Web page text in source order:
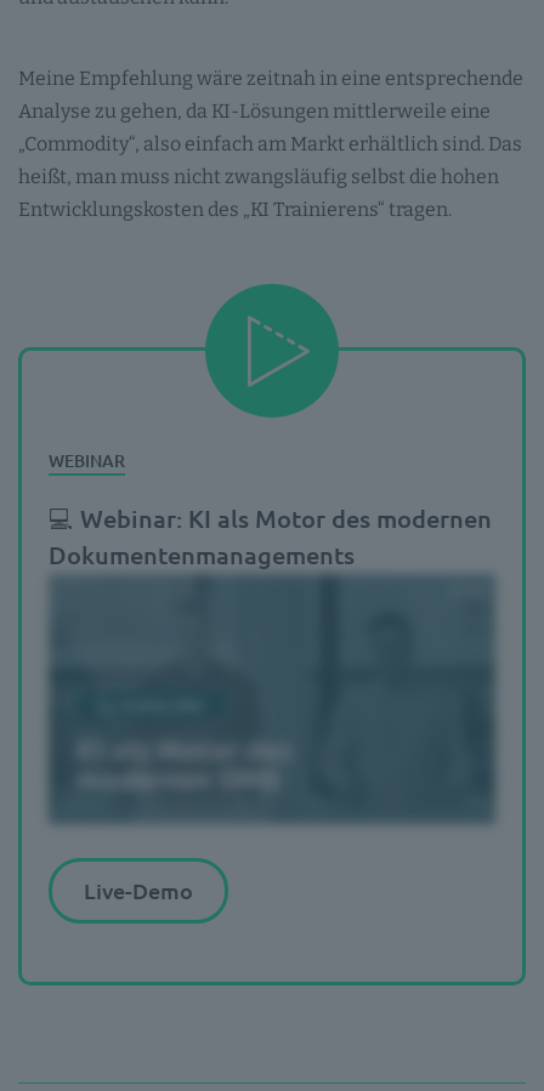
Meine Empfehlung wäre zeitnah in eine entsprechende
Analyse zu gehen, da KI-Lösungen mittlerweile eine
„Commodity“, also einfach am Markt erhältlich sind. Das
heißt, man muss nicht zwangsläufig selbst die hohen
Entwicklungskosten des „KI Trainierens“ tragen.
💻 Webinar: KI als Motor des modernen
Dokumentenmanagements
Live-Demo